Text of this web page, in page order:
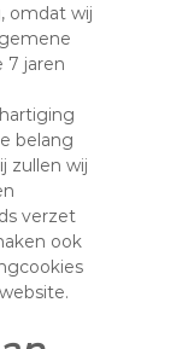
omdat wij
7 jaren
belang
zullen wij
verzet
ook